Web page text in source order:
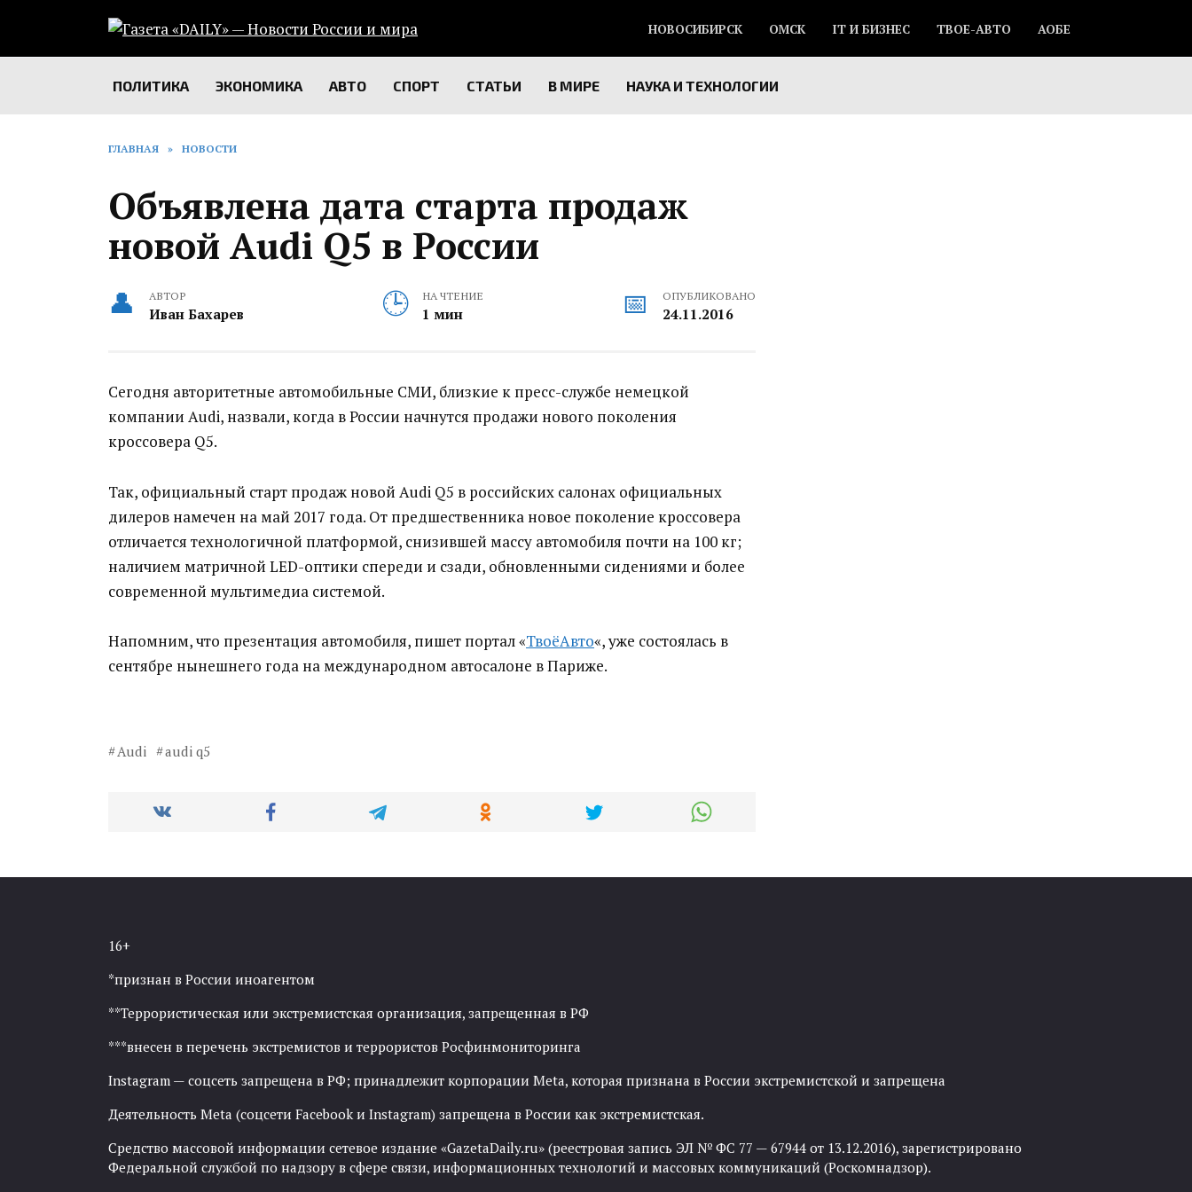
содержанию
НОВОСИБИРСК ОМСК IT И БИЗНЕС ТВОЕ-АВТО АОБЕ
ПОЛИТИКА ЭКОНОМИКА АВТО СПОРТ СТАТЬИ В МИРЕ НАУКА И ТЕХНОЛОГИИ
ГЛАВНАЯ » НОВОСТИ
Объявлена дата старта продаж
новой Audi Q5 в России
АВТОР
Иван Бахарев
НА ЧТЕНИЕ
1 мин
ОПУБЛИКОВАНО
24.11.2016
Сегодня авторитетные автомобильные СМИ, близкие к пресс-службе немецкой
компании Audi, назвали, когда в России начнутся продажи нового поколения
кроссовера Q5.
Так, официальный старт продаж новой Audi Q5 в российских салонах официальных
дилеров намечен на май 2017 года. От предшественника новое поколение кроссовера
отличается технологичной платформой, снизившей массу автомобиля почти на 100 кг;
наличием матричной LED-оптики спереди и сзади, обновленными сидениями и более
современной мультимедиа системой.
Напомним, что презентация автомобиля, пишет портал «ТвоёАвто«, уже состоялась в
сентябре нынешнего года на международном автосалоне в Париже.
Audi audi q5
16+
*признан в России иноагентом
**Террористическая или экстремистская организация, запрещенная в РФ
***внесен в перечень экстремистов и террористов Росфинмониторинга
Instagram — соцсеть запрещена в РФ; принадлежит корпорации Meta, которая признана в России экстремистской и запрещена
Деятельность Meta (соцсети Facebook и Instagram) запрещена в России как экстремистская.
Средство массовой информации сетевое издание «GazetaDaily.ru» (реестровая запись ЭЛ № ФС 77 — 67944 от 13.12.2016), зарегистрировано
Федеральной службой по надзору в сфере связи, информационных технологий и массовых коммуникаций (Роскомнадзор).